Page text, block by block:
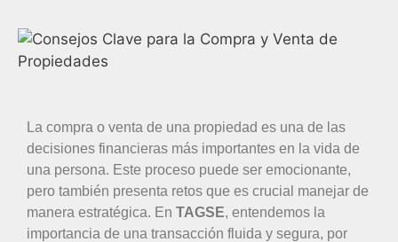
La compra o venta de una propiedad es una de las
decisiones financieras más importantes en la vida de
una persona. Este proceso puede ser emocionante,
pero también presenta retos que es crucial manejar de
manera estratégica. En TAGSE, entendemos la
importancia de una transacción fluida y segura, por